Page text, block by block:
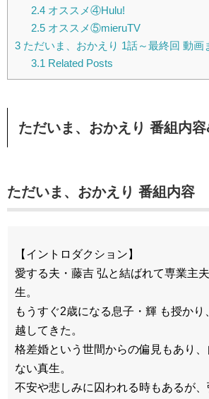
2.4オススメ④Hulu!
2.5オススメ⑤mieruTV
3 ただいま、おかえり 1話～最終回 動画
3.1 Related Posts
ただいま、おかえり 番組内
ただいま、おかえり 番組内容
【イントロダクション】
愛する夫・藤吉 弘と結ばれて専業主
生。
もうすぐ2歳になる息子・輝 も授かり
越してきた。
格差婚という世間からの偏見もあり
ない真生。
不安や悲しみに囚われる時もあるが、